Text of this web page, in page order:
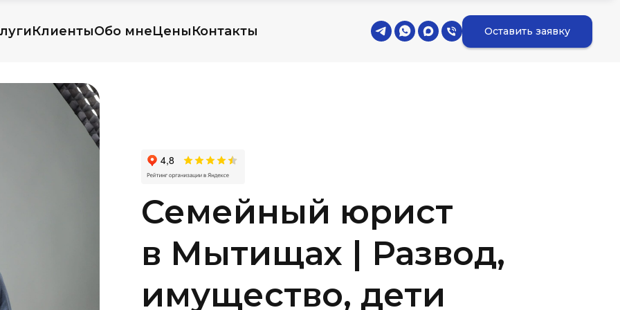
КлиентыОбо мнеЦеныКонтакты Оставить заявку
Семейный юрист
в Мытищах | Развод,
имущество, дети